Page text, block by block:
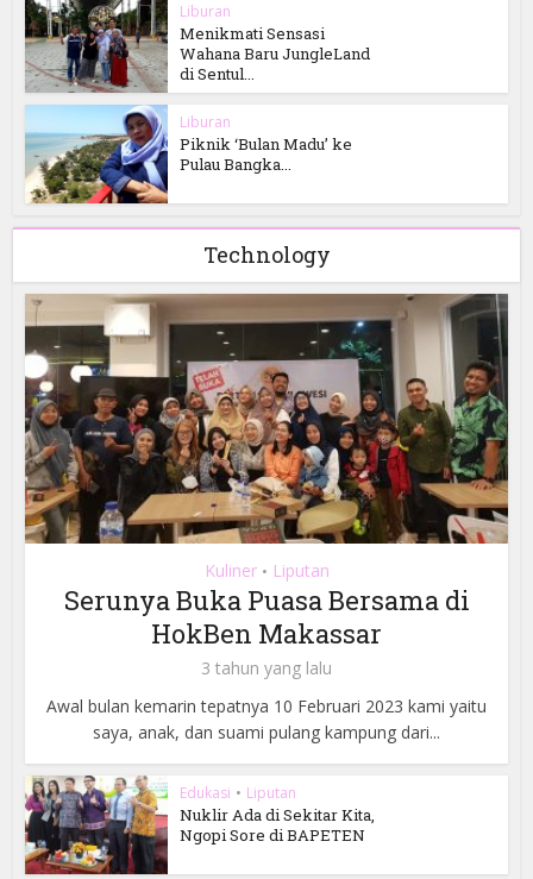
Liburan
Menikmati Sensasi
Wahana Baru JungleLand
di Sentul...
Liburan
Piknik ‘Bulan Madu’ ke
Pulau Bangka...
Technology
Kuliner • Liputan
Serunya Buka Puasa Bersama di
HokBen Makassar
3 tahun yang lalu
Awal bulan kemarin tepatnya 10 Februari 2023 kami yaitu
saya, anak, dan suami pulang kampung dari...
Edukasi • Liputan
Nuklir Ada di Sekitar Kita,
Ngopi Sore di BAPETEN